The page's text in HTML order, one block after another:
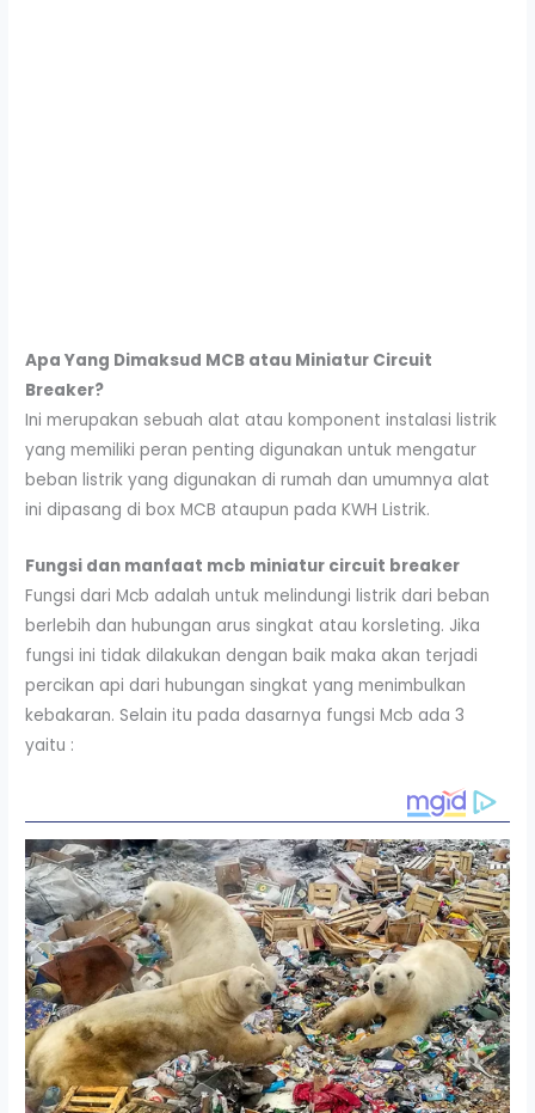
Apa Yang Dimaksud MCB atau Miniatur Circuit
Breaker?
Ini merupakan sebuah alat atau komponent instalasi listrik
yang memiliki peran penting digunakan untuk mengatur
beban listrik yang digunakan di rumah dan umumnya alat
ini dipasang di box MCB ataupun pada KWH Listrik.
Fungsi dan manfaat mcb miniatur circuit breaker
Fungsi dari Mcb adalah untuk melindungi listrik dari beban
berlebih dan hubungan arus singkat atau korsleting. Jika
fungsi ini tidak dilakukan dengan baik maka akan terjadi
percikan api dari hubungan singkat yang menimbulkan
kebakaran. Selain itu pada dasarnya fungsi Mcb ada 3
yaitu :